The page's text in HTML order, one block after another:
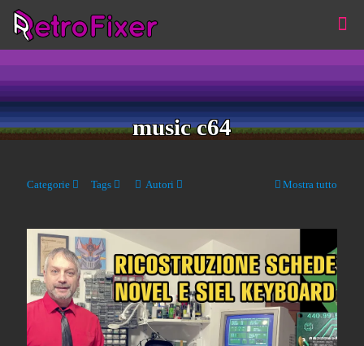
music c64
Categorie Tags Autori Mostra tutto